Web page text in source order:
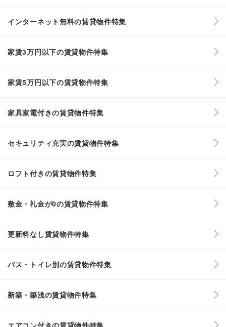
インターネット無料の賃貸物件特集
家賃3万円以下の賃貸物件特集
家賃5万円以下の賃貸物件特集
家具家電付きの賃貸物件特集
セキュリティ充実の賃貸物件特集
ロフト付きの賃貸物件特集
敷金・礼金が0の賃貸物件特集
更新料なし賃貸物件特集
バス・トイレ別の賃貸物件特集
新築・築浅の賃貸物件特集
エアコン付きの賃貸物件特集